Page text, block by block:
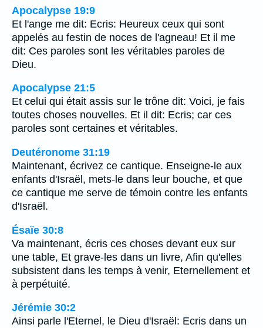
Apocalypse 19:9
Et l'ange me dit: Ecris: Heureux ceux qui sont
appelés au festin de noces de l'agneau! Et il me
dit: Ces paroles sont les véritables paroles de
Dieu.
Apocalypse 21:5
Et celui qui était assis sur le trône dit: Voici, je fais
toutes choses nouvelles. Et il dit: Ecris; car ces
paroles sont certaines et véritables.
Deutéronome 31:19
Maintenant, écrivez ce cantique. Enseigne-le aux
enfants d'Israël, mets-le dans leur bouche, et que
ce cantique me serve de témoin contre les enfants
d'Israël.
Ésaïe 30:8
Va maintenant, écris ces choses devant eux sur
une table, Et grave-les dans un livre, Afin qu'elles
subsistent dans les temps à venir, Eternellement et
à perpétuité.
Jérémie 30:2
Ainsi parle l'Eternel, le Dieu d'Israël: Ecris dans un